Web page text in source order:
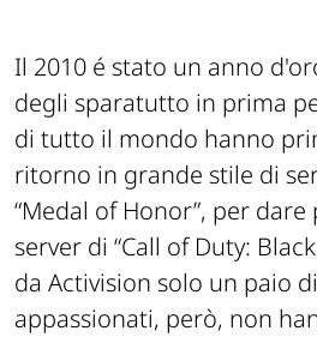
Il 2010 é stato un anno
degli sparatutto in prima
di tutto il mondo hanno
ritorno in grande stile di
“Medal of Honor”, per dare
server di “Call of Duty:
da Activision solo un paio
appassionati, però, non